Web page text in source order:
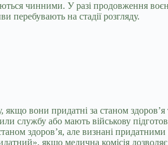
чинними. У разі продовження
перебувають на стадії розгляду.
якщо вони придатні за станом
службу або мають військову
здоров’я, але визнані
якщо медична комісія